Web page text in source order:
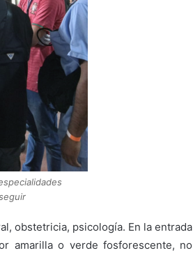
obstetricia, psicología. En la entrada
amarilla o verde fosforescente, no